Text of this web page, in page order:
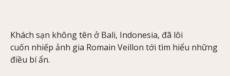
Khách sạn không tên ở Bali, Indonesia, đã lôi
cuốn nhiếp ảnh gia Romain Veillon tới tìm hiểu những
điều bí ẩn.